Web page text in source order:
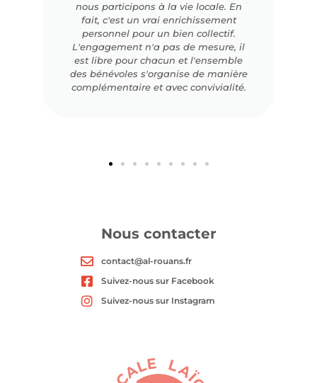
nous participons à la vie locale. En
fait, c'est un vrai enrichissement
personnel pour un bien collectif.
L'engagement n'a pas de mesure, il
est libre pour chacun et l'ensemble
des bénévoles s'organise de manière
complémentaire et avec convivialité.
Nous contacter
contact@al-rouans.fr
Suivez-nous sur Facebook
Suivez-nous sur Instagram